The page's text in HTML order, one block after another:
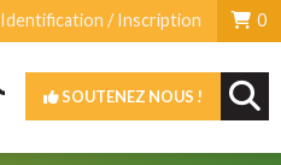
0
Identification / Inscription
SOUTENEZ NOUS !